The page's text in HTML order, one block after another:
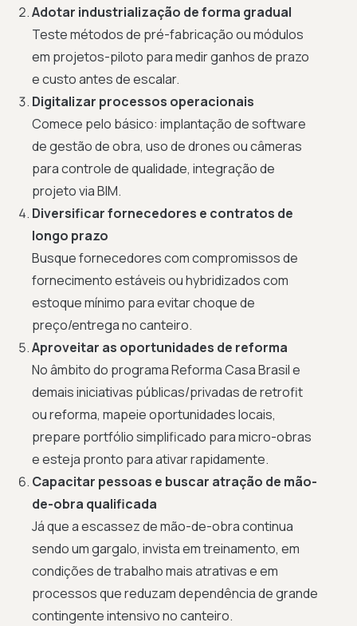
Adotar industrialização de forma gradual
Teste métodos de pré-fabricação ou módulos
em projetos-piloto para medir ganhos de prazo
e custo antes de escalar.
Digitalizar processos operacionais
Comece pelo básico: implantação de software
de gestão de obra, uso de drones ou câmeras
para controle de qualidade, integração de
projeto via BIM.
Diversificar fornecedores e contratos de
longo prazo
Busque fornecedores com compromissos de
fornecimento estáveis ou hybridizados com
estoque mínimo para evitar choque de
preço/entrega no canteiro.
Aproveitar as oportunidades de reforma
No âmbito do programa Reforma Casa Brasil e
demais iniciativas públicas/privadas de retrofit
ou reforma, mapeie oportunidades locais,
prepare portfólio simplificado para micro-obras
e esteja pronto para ativar rapidamente.
Capacitar pessoas e buscar atração de mão-
de-obra qualificada
Já que a escassez de mão-de-obra continua
sendo um gargalo, invista em treinamento, em
condições de trabalho mais atrativas e em
processos que reduzam dependência de grande
contingente intensivo no canteiro.